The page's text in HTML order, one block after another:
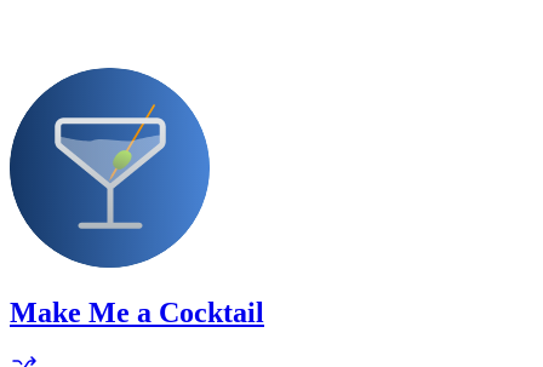
Make Me a Cocktail